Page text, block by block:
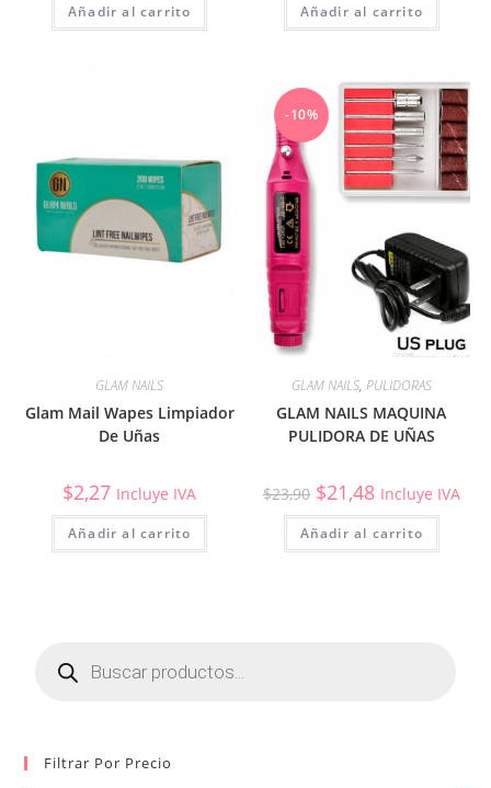
Añadir al carrito Añadir al carrito
GLAM NAILS
Glam Mail Wapes Limpiador
De Uñas
$2,27 Incluye IVA
Añadir al carrito
-10%
GLAM NAILS, PULIDORAS
GLAM NAILS MAQUINA
PULIDORA DE UÑAS
$23,90 $21,48 Incluye IVA
Añadir al carrito
productos
Filtrar Por Precio